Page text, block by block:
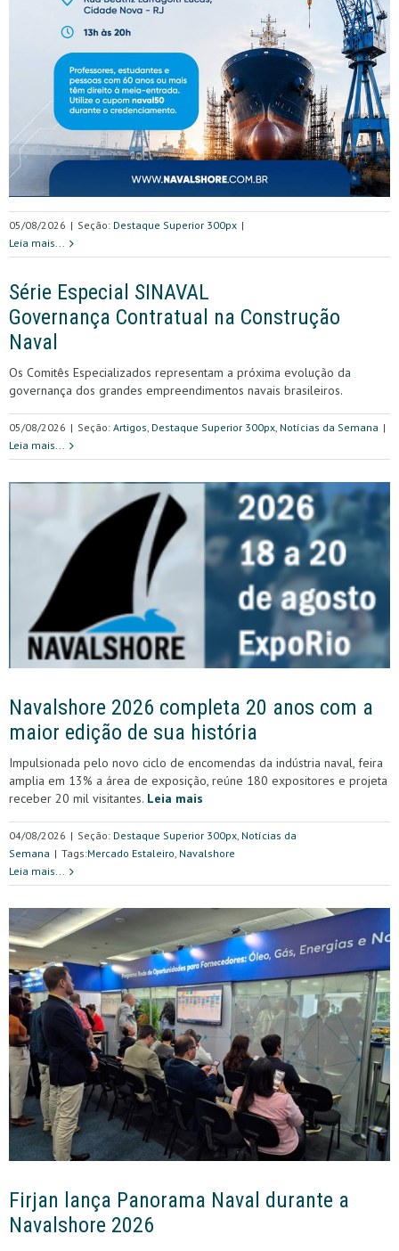
05/08/2026 | Seção: Destaque Superior 300px |
Leia mais...
Série Especial SINAVAL
Governança Contratual na Construção
Naval
Os Comitês Especializados representam a próxima evolução da
governança dos grandes empreendimentos navais brasileiros.
05/08/2026 | Seção: Artigos Destaque Superior 300px Notícias da Semana |
Leia mais...
Navalshore 2026 completa 20 anos com a
maior edição de sua história
Impulsionada pelo novo ciclo de encomendas da indústria naval, feira
amplia em 13% a área de exposição, reúne 180 expositores e projeta
receber 20 mil visitantes. Leia mais
04/08/2026 | Seção: Destaque Superior 300px Notícias da
Semana | Tags:Mercado Estaleiro Navalshore
Leia mais...
Firjan lança Panorama Naval durante a
Navalshore 2026